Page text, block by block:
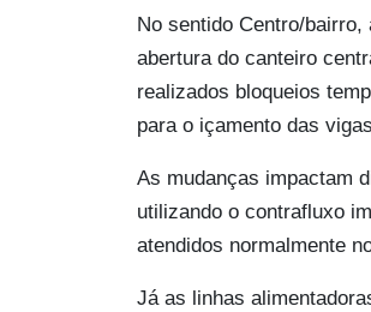
No sentido Centro/
abertura do canteiro
realizados bloqueios
para o içamento das
As mudanças impactam
utilizando o contrafluxo
atendidos normalmente
Já as linhas